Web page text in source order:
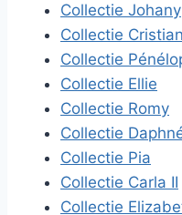
Collectie Johany
Collectie
Collectie
Collectie Ellie
Collectie Romy
Collectie
Collectie Pia
Collectie Carla II
Collectie